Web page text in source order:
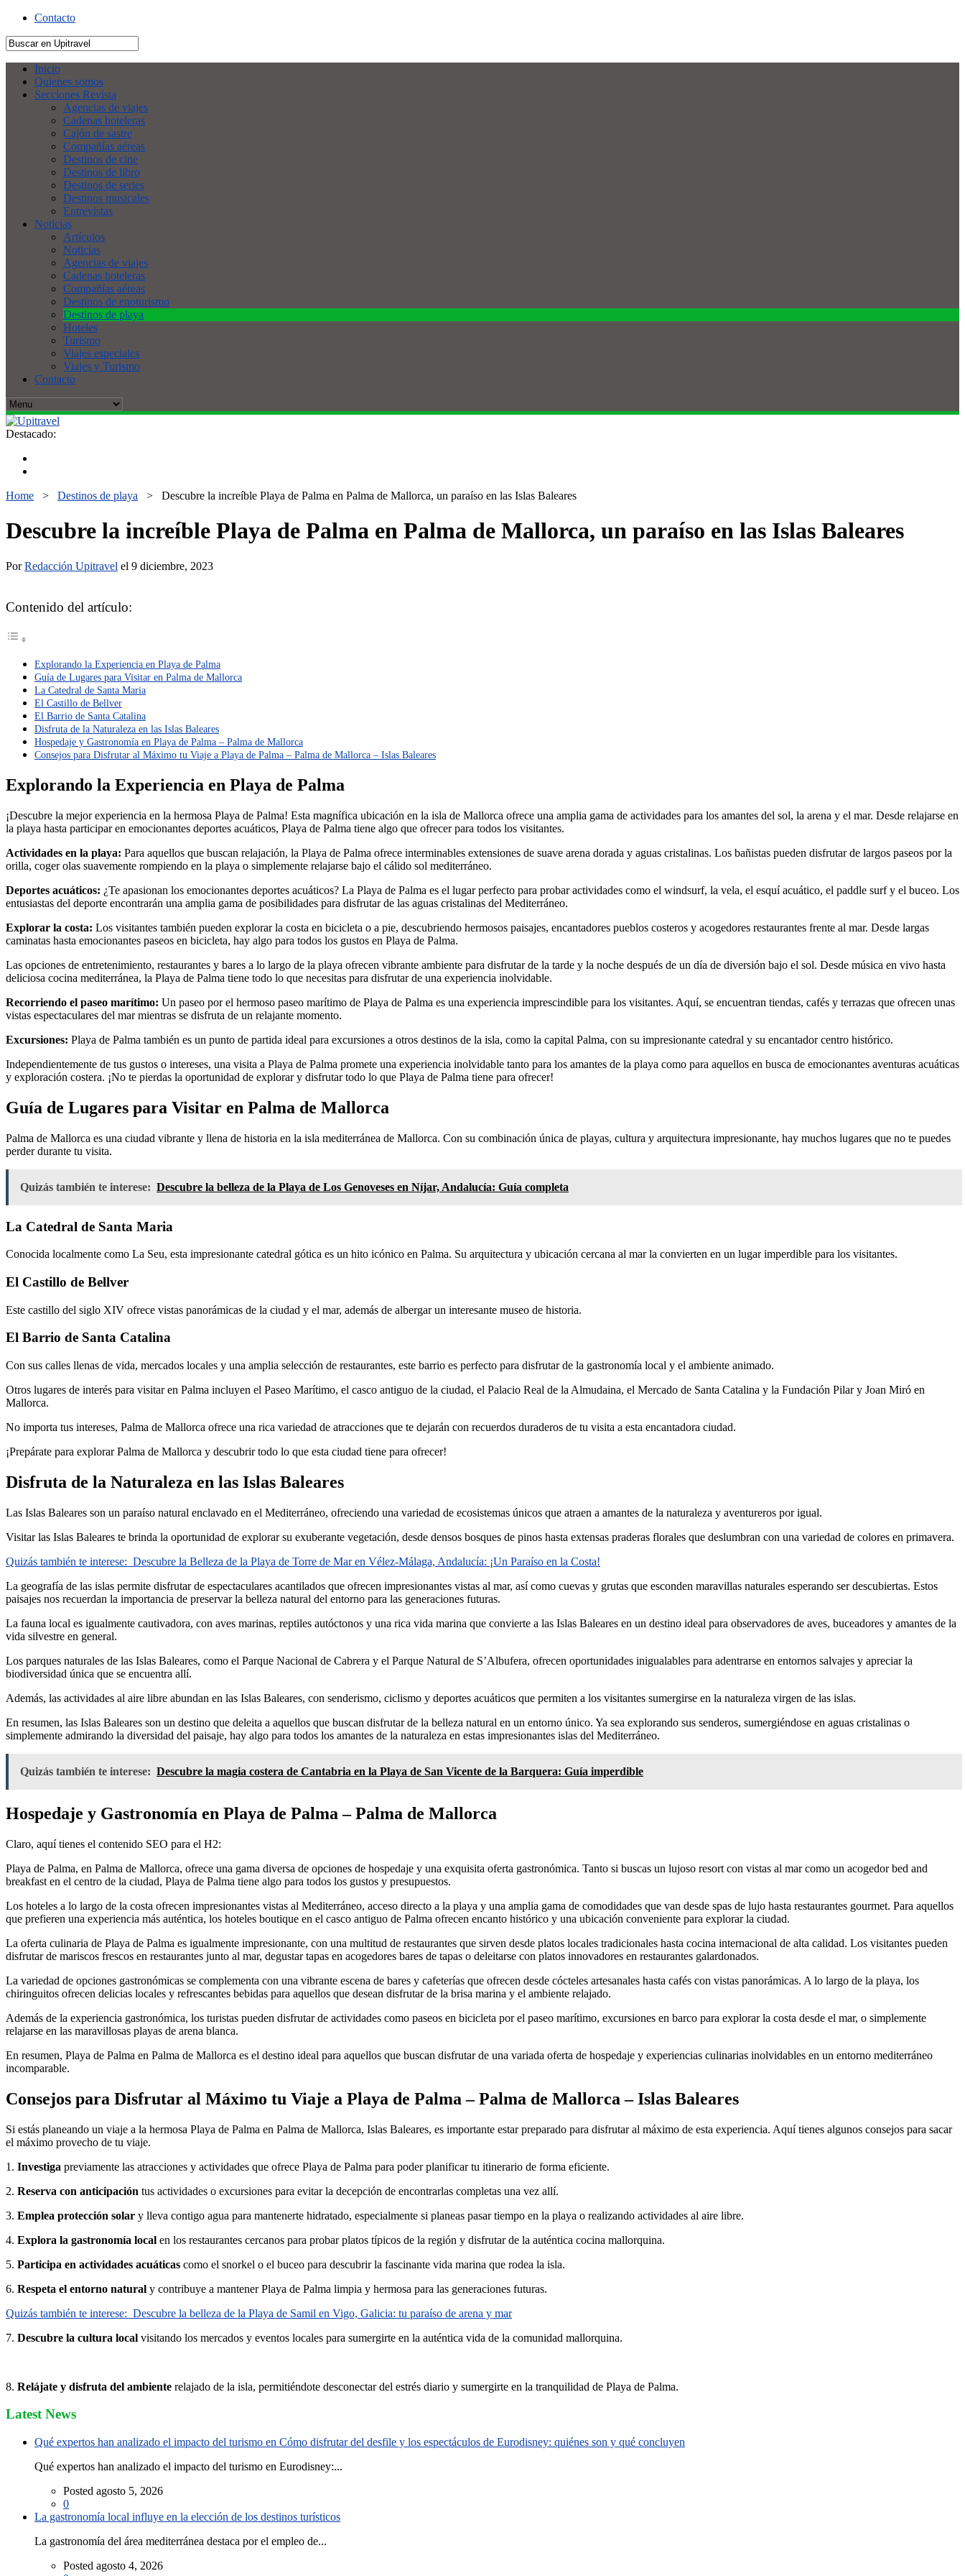
Contacto
Inicio
Quienes somos
Secciones Revista
Agencias de viajes
Cadenas hoteleras
Cajón de sastre
Compañías aéreas
Destinos de cine
Destinos de libro
Destinos de series
Destinos musicales
Entrevistas
Noticias
Artículos
Noticias
Agencias de viajes
Cadenas hoteleras
Compañías aéreas
Destinos de enoturismo
Destinos de playa
Hoteles
Turismo
Viajes especiales
Viajes y Turismo
Contacto
Destacado:
Home > Destinos de playa > Descubre la increíble Playa de Palma en Palma de Mallorca, un paraíso en las Islas Baleares
Descubre la increíble Playa de Palma en Palma de Mallorca, un paraíso en las Islas Baleares
PorRedacción Upitravel el 9 diciembre, 2023
Contenido del artículo:
Explorando la Experiencia en Playa de Palma
Guía de Lugares para Visitar en Palma de Mallorca
La Catedral de Santa Maria
El Castillo de Bellver
El Barrio de Santa Catalina
Disfruta de la Naturaleza en las Islas Baleares
Hospedaje y Gastronomía en Playa de Palma – Palma de Mallorca
Consejos para Disfrutar al Máximo tu Viaje a Playa de Palma – Palma de Mallorca – Islas Baleares
Explorando la Experiencia en Playa de Palma
¡Descubre la mejor experiencia en la hermosa Playa de Palma! Esta magnífica ubicación en la isla de Mallorca ofrece una amplia gama de actividades para los amantes del sol, la arena y el mar. Desde relajarse en
la playa hasta participar en emocionantes deportes acuáticos, Playa de Palma tiene algo que ofrecer para todos los visitantes.
Actividades en la playa: Para aquellos que buscan relajación, la Playa de Palma ofrece interminables extensiones de suave arena dorada y aguas cristalinas. Los bañistas pueden disfrutar de largos paseos por la
orilla, coger olas suavemente rompiendo en la playa o simplemente relajarse bajo el cálido sol mediterráneo.
Deportes acuáticos: ¿Te apasionan los emocionantes deportes acuáticos? La Playa de Palma es el lugar perfecto para probar actividades como el windsurf, la vela, el esquí acuático, el paddle surf y el buceo. Los
entusiastas del deporte encontrarán una amplia gama de posibilidades para disfrutar de las aguas cristalinas del Mediterráneo.
Explorar la costa: Los visitantes también pueden explorar la costa en bicicleta o a pie, descubriendo hermosos paisajes, encantadores pueblos costeros y acogedores restaurantes frente al mar. Desde largas
caminatas hasta emocionantes paseos en bicicleta, hay algo para todos los gustos en Playa de Palma.
Las opciones de entretenimiento, restaurantes y bares a lo largo de la playa ofrecen vibrante ambiente para disfrutar de la tarde y la noche después de un día de diversión bajo el sol. Desde música en vivo hasta
deliciosa cocina mediterránea, la Playa de Palma tiene todo lo que necesitas para disfrutar de una experiencia inolvidable.
Recorriendo el paseo marítimo: Un paseo por el hermoso paseo marítimo de Playa de Palma es una experiencia imprescindible para los visitantes. Aquí, se encuentran tiendas, cafés y terrazas que ofrecen unas
vistas espectaculares del mar mientras se disfruta de un relajante momento.
Excursiones: Playa de Palma también es un punto de partida ideal para excursiones a otros destinos de la isla, como la capital Palma, con su impresionante catedral y su encantador centro histórico.
Independientemente de tus gustos o intereses, una visita a Playa de Palma promete una experiencia inolvidable tanto para los amantes de la playa como para aquellos en busca de emocionantes aventuras acuáticas
y exploración costera. ¡No te pierdas la oportunidad de explorar y disfrutar todo lo que Playa de Palma tiene para ofrecer!
Guía de Lugares para Visitar en Palma de Mallorca
Palma de Mallorca es una ciudad vibrante y llena de historia en la isla mediterránea de Mallorca. Con su combinación única de playas, cultura y arquitectura impresionante, hay muchos lugares que no te puedes
perder durante tu visita.
Quizás también te interese: Descubre la belleza de la Playa de Los Genoveses en Níjar, Andalucía: Guía completa
La Catedral de Santa Maria
Conocida localmente como La Seu, esta impresionante catedral gótica es un hito icónico en Palma. Su arquitectura y ubicación cercana al mar la convierten en un lugar imperdible para los visitantes.
El Castillo de Bellver
Este castillo del siglo XIV ofrece vistas panorámicas de la ciudad y el mar, además de albergar un interesante museo de historia.
El Barrio de Santa Catalina
Con sus calles llenas de vida, mercados locales y una amplia selección de restaurantes, este barrio es perfecto para disfrutar de la gastronomía local y el ambiente animado.
Otros lugares de interés para visitar en Palma incluyen el Paseo Marítimo, el casco antiguo de la ciudad, el Palacio Real de la Almudaina, el Mercado de Santa Catalina y la Fundación Pilar y Joan Miró en
Mallorca.
No importa tus intereses, Palma de Mallorca ofrece una rica variedad de atracciones que te dejarán con recuerdos duraderos de tu visita a esta encantadora ciudad.
¡Prepárate para explorar Palma de Mallorca y descubrir todo lo que esta ciudad tiene para ofrecer!
Disfruta de la Naturaleza en las Islas Baleares
Las Islas Baleares son un paraíso natural enclavado en el Mediterráneo, ofreciendo una variedad de ecosistemas únicos que atraen a amantes de la naturaleza y aventureros por igual.
Visitar las Islas Baleares te brinda la oportunidad de explorar su exuberante vegetación, desde densos bosques de pinos hasta extensas praderas florales que deslumbran con una variedad de colores en primavera.
Quizás también te interese: Descubre la Belleza de la Playa de Torre de Mar en Vélez-Málaga, Andalucía: ¡Un Paraíso en la Costa!
La geografía de las islas permite disfrutar de espectaculares acantilados que ofrecen impresionantes vistas al mar, así como cuevas y grutas que esconden maravillas naturales esperando ser descubiertas. Estos
paisajes nos recuerdan la importancia de preservar la belleza natural del entorno para las generaciones futuras.
La fauna local es igualmente cautivadora, con aves marinas, reptiles autóctonos y una rica vida marina que convierte a las Islas Baleares en un destino ideal para observadores de aves, buceadores y amantes de la
vida silvestre en general.
Los parques naturales de las Islas Baleares, como el Parque Nacional de Cabrera y el Parque Natural de S’Albufera, ofrecen oportunidades inigualables para adentrarse en entornos salvajes y apreciar la
biodiversidad única que se encuentra allí.
Además, las actividades al aire libre abundan en las Islas Baleares, con senderismo, ciclismo y deportes acuáticos que permiten a los visitantes sumergirse en la naturaleza virgen de las islas.
En resumen, las Islas Baleares son un destino que deleita a aquellos que buscan disfrutar de la belleza natural en un entorno único. Ya sea explorando sus senderos, sumergiéndose en aguas cristalinas o
simplemente admirando la diversidad del paisaje, hay algo para todos los amantes de la naturaleza en estas impresionantes islas del Mediterráneo.
Quizás también te interese: Descubre la magia costera de Cantabria en la Playa de San Vicente de la Barquera: Guía imperdible
Hospedaje y Gastronomía en Playa de Palma – Palma de Mallorca
Claro, aquí tienes el contenido SEO para el H2:
Playa de Palma, en Palma de Mallorca, ofrece una gama diversa de opciones de hospedaje y una exquisita oferta gastronómica. Tanto si buscas un lujoso resort con vistas al mar como un acogedor bed and
breakfast en el centro de la ciudad, Playa de Palma tiene algo para todos los gustos y presupuestos.
Los hoteles a lo largo de la costa ofrecen impresionantes vistas al Mediterráneo, acceso directo a la playa y una amplia gama de comodidades que van desde spas de lujo hasta restaurantes gourmet. Para aquellos
que prefieren una experiencia más auténtica, los hoteles boutique en el casco antiguo de Palma ofrecen encanto histórico y una ubicación conveniente para explorar la ciudad.
La oferta culinaria de Playa de Palma es igualmente impresionante, con una multitud de restaurantes que sirven desde platos locales tradicionales hasta cocina internacional de alta calidad. Los visitantes pueden
disfrutar de mariscos frescos en restaurantes junto al mar, degustar tapas en acogedores bares de tapas o deleitarse con platos innovadores en restaurantes galardonados.
La variedad de opciones gastronómicas se complementa con una vibrante escena de bares y cafeterías que ofrecen desde cócteles artesanales hasta cafés con vistas panorámicas. A lo largo de la playa, los
chiringuitos ofrecen delicias locales y refrescantes bebidas para aquellos que desean disfrutar de la brisa marina y el ambiente relajado.
Además de la experiencia gastronómica, los turistas pueden disfrutar de actividades como paseos en bicicleta por el paseo marítimo, excursiones en barco para explorar la costa desde el mar, o simplemente
relajarse en las maravillosas playas de arena blanca.
En resumen, Playa de Palma en Palma de Mallorca es el destino ideal para aquellos que buscan disfrutar de una variada oferta de hospedaje y experiencias culinarias inolvidables en un entorno mediterráneo
incomparable.
Consejos para Disfrutar al Máximo tu Viaje a Playa de Palma – Palma de Mallorca – Islas Baleares
Si estás planeando un viaje a la hermosa Playa de Palma en Palma de Mallorca, Islas Baleares, es importante estar preparado para disfrutar al máximo de esta experiencia. Aquí tienes algunos consejos para sacar
el máximo provecho de tu viaje.
1. Investiga previamente las atracciones y actividades que ofrece Playa de Palma para poder planificar tu itinerario de forma eficiente.
2. Reserva con anticipación tus actividades o excursiones para evitar la decepción de encontrarlas completas una vez allí.
3. Emplea protección solar y lleva contigo agua para mantenerte hidratado, especialmente si planeas pasar tiempo en la playa o realizando actividades al aire libre.
4. Explora la gastronomía local en los restaurantes cercanos para probar platos típicos de la región y disfrutar de la auténtica cocina mallorquina.
5. Participa en actividades acuáticas como el snorkel o el buceo para descubrir la fascinante vida marina que rodea la isla.
6. Respeta el entorno natural y contribuye a mantener Playa de Palma limpia y hermosa para las generaciones futuras.
Quizás también te interese: Descubre la belleza de la Playa de Samil en Vigo, Galicia: tu paraíso de arena y mar
7. Descubre la cultura local visitando los mercados y eventos locales para sumergirte en la auténtica vida de la comunidad mallorquina.
8. Relájate y disfruta del ambiente relajado de la isla, permitiéndote desconectar del estrés diario y sumergirte en la tranquilidad de Playa de Palma.
Latest News
Qué expertos han analizado el impacto del turismo en Cómo disfrutar del desfile y los espectáculos de Eurodisney: quiénes son y qué concluyen
Qué expertos han analizado el impacto del turismo en Eurodisney:...
Posted agosto 5, 2026
0
La gastronomía local influye en la elección de los destinos turísticos
La gastronomía del área mediterránea destaca por el empleo de...
Posted agosto 4, 2026